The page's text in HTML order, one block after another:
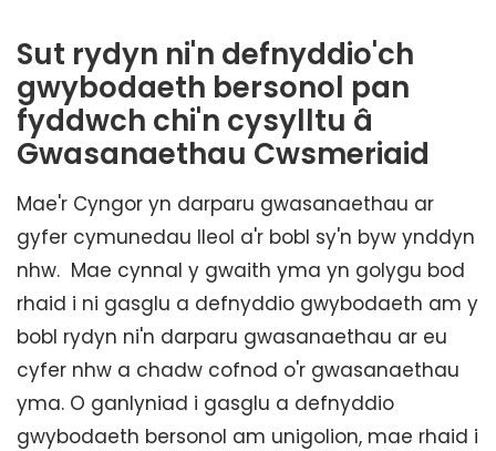
Sut rydyn ni'n defnyddio'ch
gwybodaeth bersonol pan
fyddwch chi'n cysylltu â
Gwasanaethau Cwsmeriaid
Mae'r Cyngor yn darparu gwasanaethau ar
gyfer cymunedau lleol a'r bobl sy'n byw ynddyn
nhw. Mae cynnal y gwaith yma yn golygu bod
rhaid i ni gasglu a defnyddio gwybodaeth am y
bobl rydyn ni'n darparu gwasanaethau ar eu
cyfer nhw a chadw cofnod o'r gwasanaethau
yma. O ganlyniad i gasglu a defnyddio
gwybodaeth bersonol am unigolion, mae rhaid i